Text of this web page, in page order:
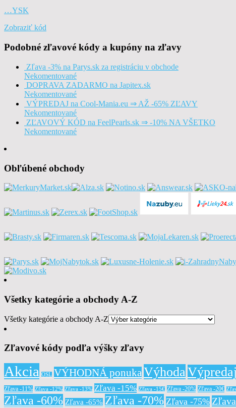
…YSK
Zobraziť kód
Podobné zľavové kódy a kupóny na zľavy
Zľava -3% na Parys.sk za registráciu v obchode
Nekomentované
DOPRAVA ZADARMO na Japitex.sk
Nekomentované
VÝPREDAJ na Cool-Mania.eu ⇒ AŽ -65% ZĽAVY
Nekomentované
ZĽAVOVÝ KÓD na FeelPearls.sk ⇒ -10% NA VŠETKO
Nekomentované
Obľúbené obchody
Všetky kategórie a obchody A-Z
Všetky kategórie a obchody A-Z
Zľavové kódy podľa výšky zľavy
Akcia OSL VÝHODNÁ ponukaVýhodaVýpredaj
Zľava -11% Zľava -12% Zľava -13% Zľava -15% Zľava -15€ Zľava -20% Zľava -20€
Zľava -60% Zľava -65% Zľava -70% Zľava -75%